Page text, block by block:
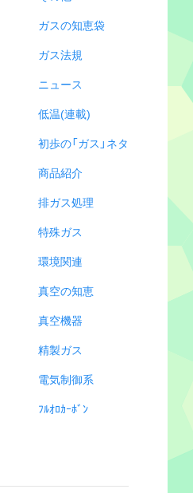
ガスの知恵袋
ガス法規
ニュース
低温(連載)
初歩の「ガス」ネタ
商品紹介
排ガス処理
特殊ガス
環境関連
真空の知恵
真空機器
精製ガス
電気制御系
ﾌﾙｵﾛｶｰﾎﾞﾝ